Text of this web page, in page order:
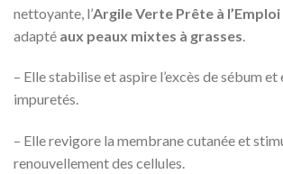
nettoyante, l’Argile Verte Prête à l’Emploi
adapté aux peaux mixtes à grasses
– Elle stabilise et aspire l’excès de sébum et
impuretés.
– Elle revigore la membrane cutanée et
renouvellement des cellules.